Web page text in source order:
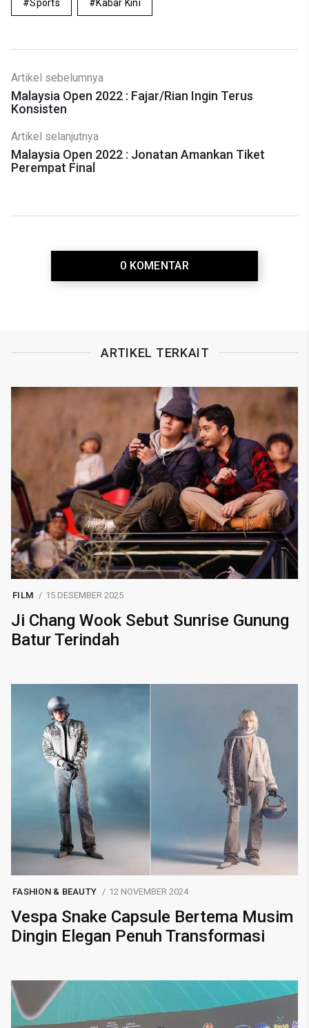
Sports Kabar Kini
Artikel sebelumnya
Malaysia Open 2022 : Fajar/Rian Ingin Terus
Konsisten
Artikel selanjutnya
Malaysia Open 2022 : Jonatan Amankan Tiket
Perempat Final
0 KOMENTAR
ARTIKEL TERKAIT
FILM 15 DESEMBER 2025
Ji Chang Wook Sebut Sunrise Gunung
Batur Terindah
FASHION & BEAUTY 12 NOVEMBER 2024
Vespa Snake Capsule Bertema Musim
Dingin Elegan Penuh Transformasi